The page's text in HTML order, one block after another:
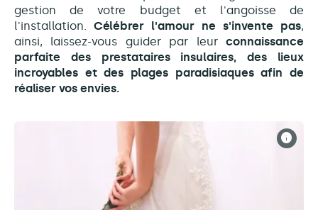
gestion de votre budget et l'angoisse de
l'installation. Célébrer l'amour ne s'invente pas,
ainsi, laissez-vous guider par leur connaissance
parfaite des prestataires insulaires, des lieux
incroyables et des plages paradisiaques afin de
réaliser vos envies.